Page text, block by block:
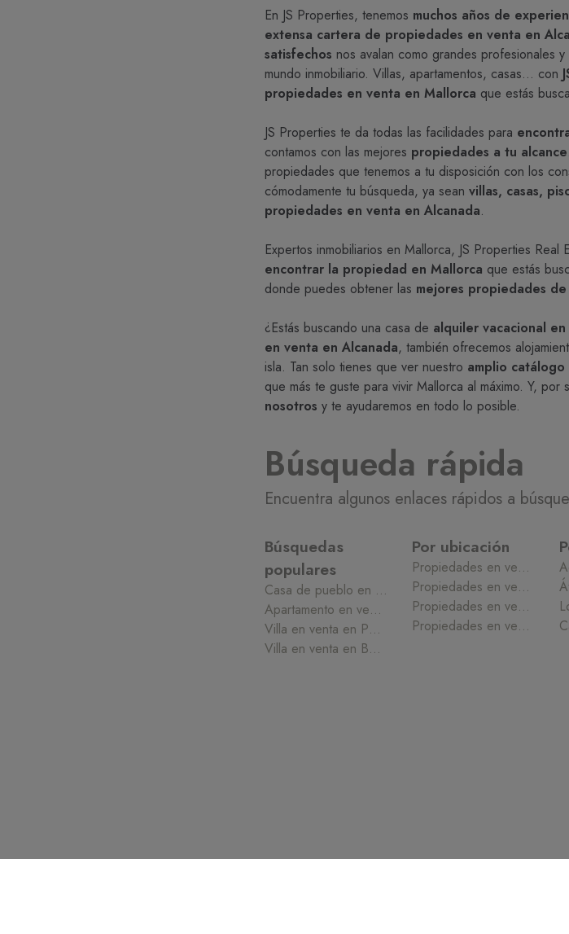
En JS Properties, tenemos muchos años de
extensa cartera de propiedades en venta en
satisfechos nos avalan como grandes profesionales
mundo inmobiliario. Villas, apartamentos, casas… con
propiedades en venta en Mallorca que estás
JS Properties te da todas las facilidades para
contamos con las mejores propiedades a tu alcance
propiedades que tenemos a tu disposición con los
cómodamente tu búsqueda, ya sean villas, casas,
propiedades en venta en Alcanada.
Expertos inmobiliarios en Mallorca, JS Properties
encontrar la propiedad en Mallorca que estás
donde puedes obtener las mejores propiedades
¿Estás buscando una casa de alquiler vacacional
en venta en Alcanada, también ofrecemos
isla. Tan solo tienes que ver nuestro amplio
que más te guste para vivir Mallorca al máximo. Y, por
nosotros y te ayudaremos en todo lo posible.
Búsqueda rápida
Encuentra algunos enlaces rápidos a
Búsquedas
populares
Casa de pueblo en venta en Pollensa
Apartamento en venta en Puerto Pollensa
Villa en venta en Pollensa
Villa en venta en Bonaire
Por ubicación
Propiedades en venta en Cala Sant Vicenç
Propiedades en venta en Andratx
Propiedades en venta en Calvià
Propiedades en venta en Playa de Muro